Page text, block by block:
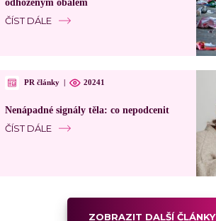
odhozeným obalem
ČÍST DÁLE
PR články 20241
Nenápadné signály těla: co nepodcenit
ČÍST DÁLE
ZOBRAZIT DALŠÍ ČLÁNKY